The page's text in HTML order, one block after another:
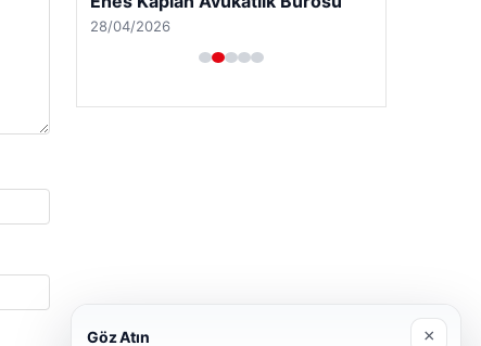
28/04/2026
Göz Atın ×